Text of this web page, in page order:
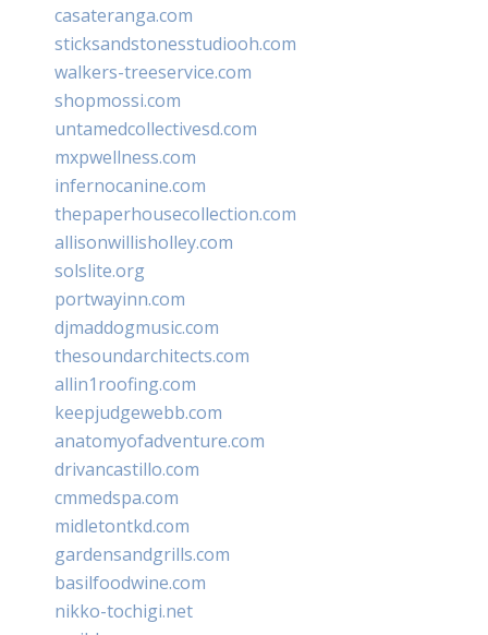
casateranga.com
sticksandstonesstudiooh.com
walkers-treeservice.com
shopmossi.com
untamedcollectivesd.com
mxpwellness.com
infernocanine.com
thepaperhousecollection.com
allisonwillisholley.com
solslite.org
portwayinn.com
djmaddogmusic.com
thesoundarchitects.com
allin1roofing.com
keepjudgewebb.com
anatomyofadventure.com
drivancastillo.com
cmmedspa.com
midletontkd.com
gardensandgrills.com
basilfoodwine.com
nikko-tochigi.net